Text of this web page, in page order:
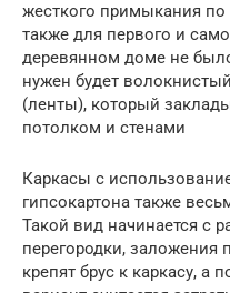
жесткого примыкания
также для первого и
деревянном доме не
нужен будет
(ленты), который
потолком и стенами
Каркасы с
гипсокартона также
Такой вид начинается с
перегородки, заложения
крепят брус к каркасу, а